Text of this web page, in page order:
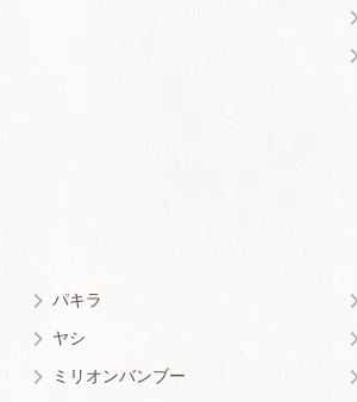
パキラ
ヤシ
ミリオンバンブー